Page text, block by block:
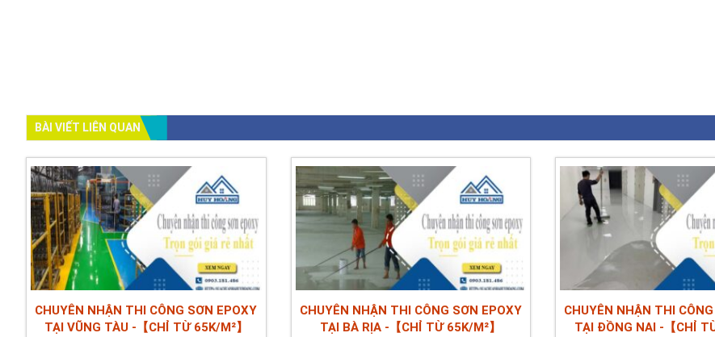
BÀI VIẾT LIÊN QUAN
CHUYÊN NHẬN THI CÔNG SƠN EPOXY
TẠI VŨNG TÀU -【CHỈ TỪ 65K/M²】
CHUYÊN NHẬN THI CÔNG SƠN EPOXY
TẠI BÀ RỊA -【CHỈ TỪ 65K/M²】
CHUYÊN NHẬN THI
TẠI ĐỒNG NAI -【CHỈ